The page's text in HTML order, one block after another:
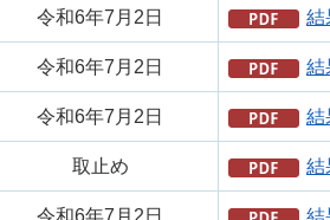
令和6年7月2日 結
令和6年7月2日 結
令和6年7月2日 結
取止め 結
令和6年7月2日 結